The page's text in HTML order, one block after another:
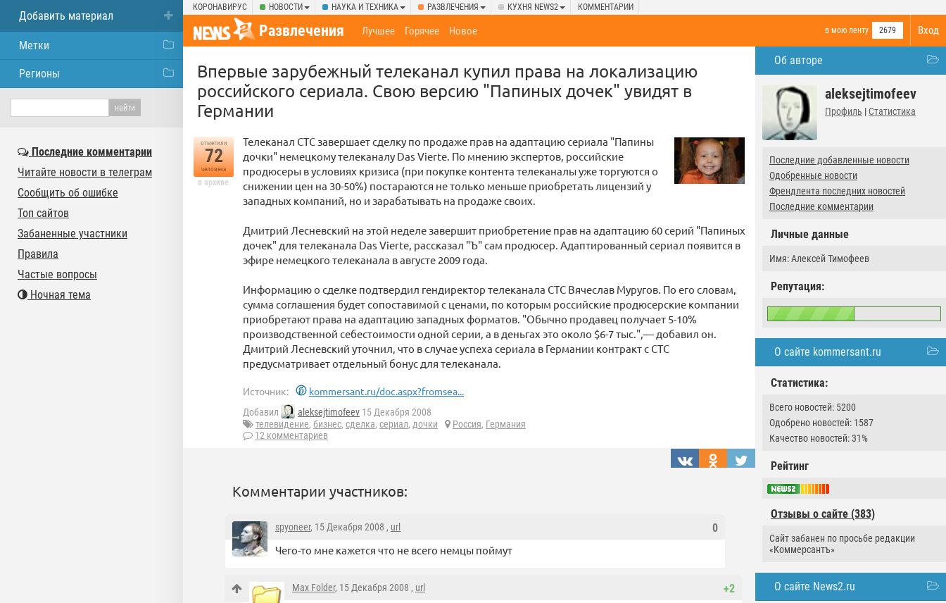
КОРОНАВИРУС НОВОСТИ НАУКА И ТЕХНИКА РАЗВЛЕЧЕНИЯ КУХНЯ NEWS2 КОММЕНТАРИИ
Вход
Развлечения в мою ленту 2679
Лучшее Горячее Новое
Об авторе
aleksejtimofeev
Профиль | Статистика
Последние добавленные новости
Одобренные новости
Френдлента последних новостей
Последние комментарии
Личные данные
Имя: Алексей Тимофеев
Репутация:
О сайте kommersant.ru
Статистика:
Всего новостей: 5200
Одобрено новостей: 1587
Качество новостей: 31%
Рейтинг
Отзывы о сайте (383)
Сайт забанен по просьбе редакции
«Коммерсантъ»
О сайте News2.ru
Впервые зарубежный телеканал купил права на локализацию
российского сериала. Свою версию "Папиных дочек" увидят в
Германии
отметили
72
человека
в архиве
Телеканал СТС завершает сделку по продаже прав на адаптацию сериала "Папины
дочки" немецкому телеканалу Das Vierte. По мнению экспертов, российские
продюсеры в условиях кризиса (при покупке контента телеканалы уже торгуются о
снижении цен на 30-50%) постараются не только меньше приобретать лицензий у
западных компаний, но и зарабатывать на продаже своих.
Дмитрий Лесневский на этой неделе завершит приобретение прав на адаптацию 60 серий "Папиных
дочек" для телеканала Das Vierte, рассказал "Ъ" сам продюсер. Адаптированный сериал появится в
эфире немецкого телеканала в августе 2009 года.
Информацию о сделке подтвердил гендиректор телеканала СТС Вячеслав Муругов. По его словам,
сумма соглашения будет сопоставимой с ценами, по которым российские продюсерские компании
приобретают права на адаптацию западных форматов. "Обычно продавец получает 5-10%
производственной себестоимости одной серии, а в деньгах это около $6-7 тыс.",— добавил он.
Дмитрий Лесневский уточнил, что в случае успеха сериала в Германии контракт с СТС
предусматривает отдельный бонус для телеканала.
Источник: kommersant.ru/doc.aspx?fromsea...
Добавил aleksejtimofeev 15 Декабря 2008
телевидение, бизнес, сделка, сериал, дочки Россия, Германия
12 комментариев
Комментарии участников:
0
spyoneer, 15 Декабря 2008 , url
Чего-то мне кажется что не всего немцы поймут
+2
Max Folder, 15 Декабря 2008 , url
Добавить материал
Метки
Регионы
Последние комментарии
Читайте новости в телеграм
Сообщить об ошибке
Топ сайтов
Забаненные участники
Правила
Частые вопросы
Ночная тема